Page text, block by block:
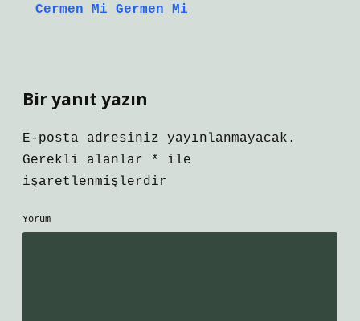
Cermen Mi Germen Mi
Bir yanıt yazın
E-posta adresiniz yayınlanmayacak.
Gerekli alanlar
*
ile
işaretlenmişlerdir
Yorum